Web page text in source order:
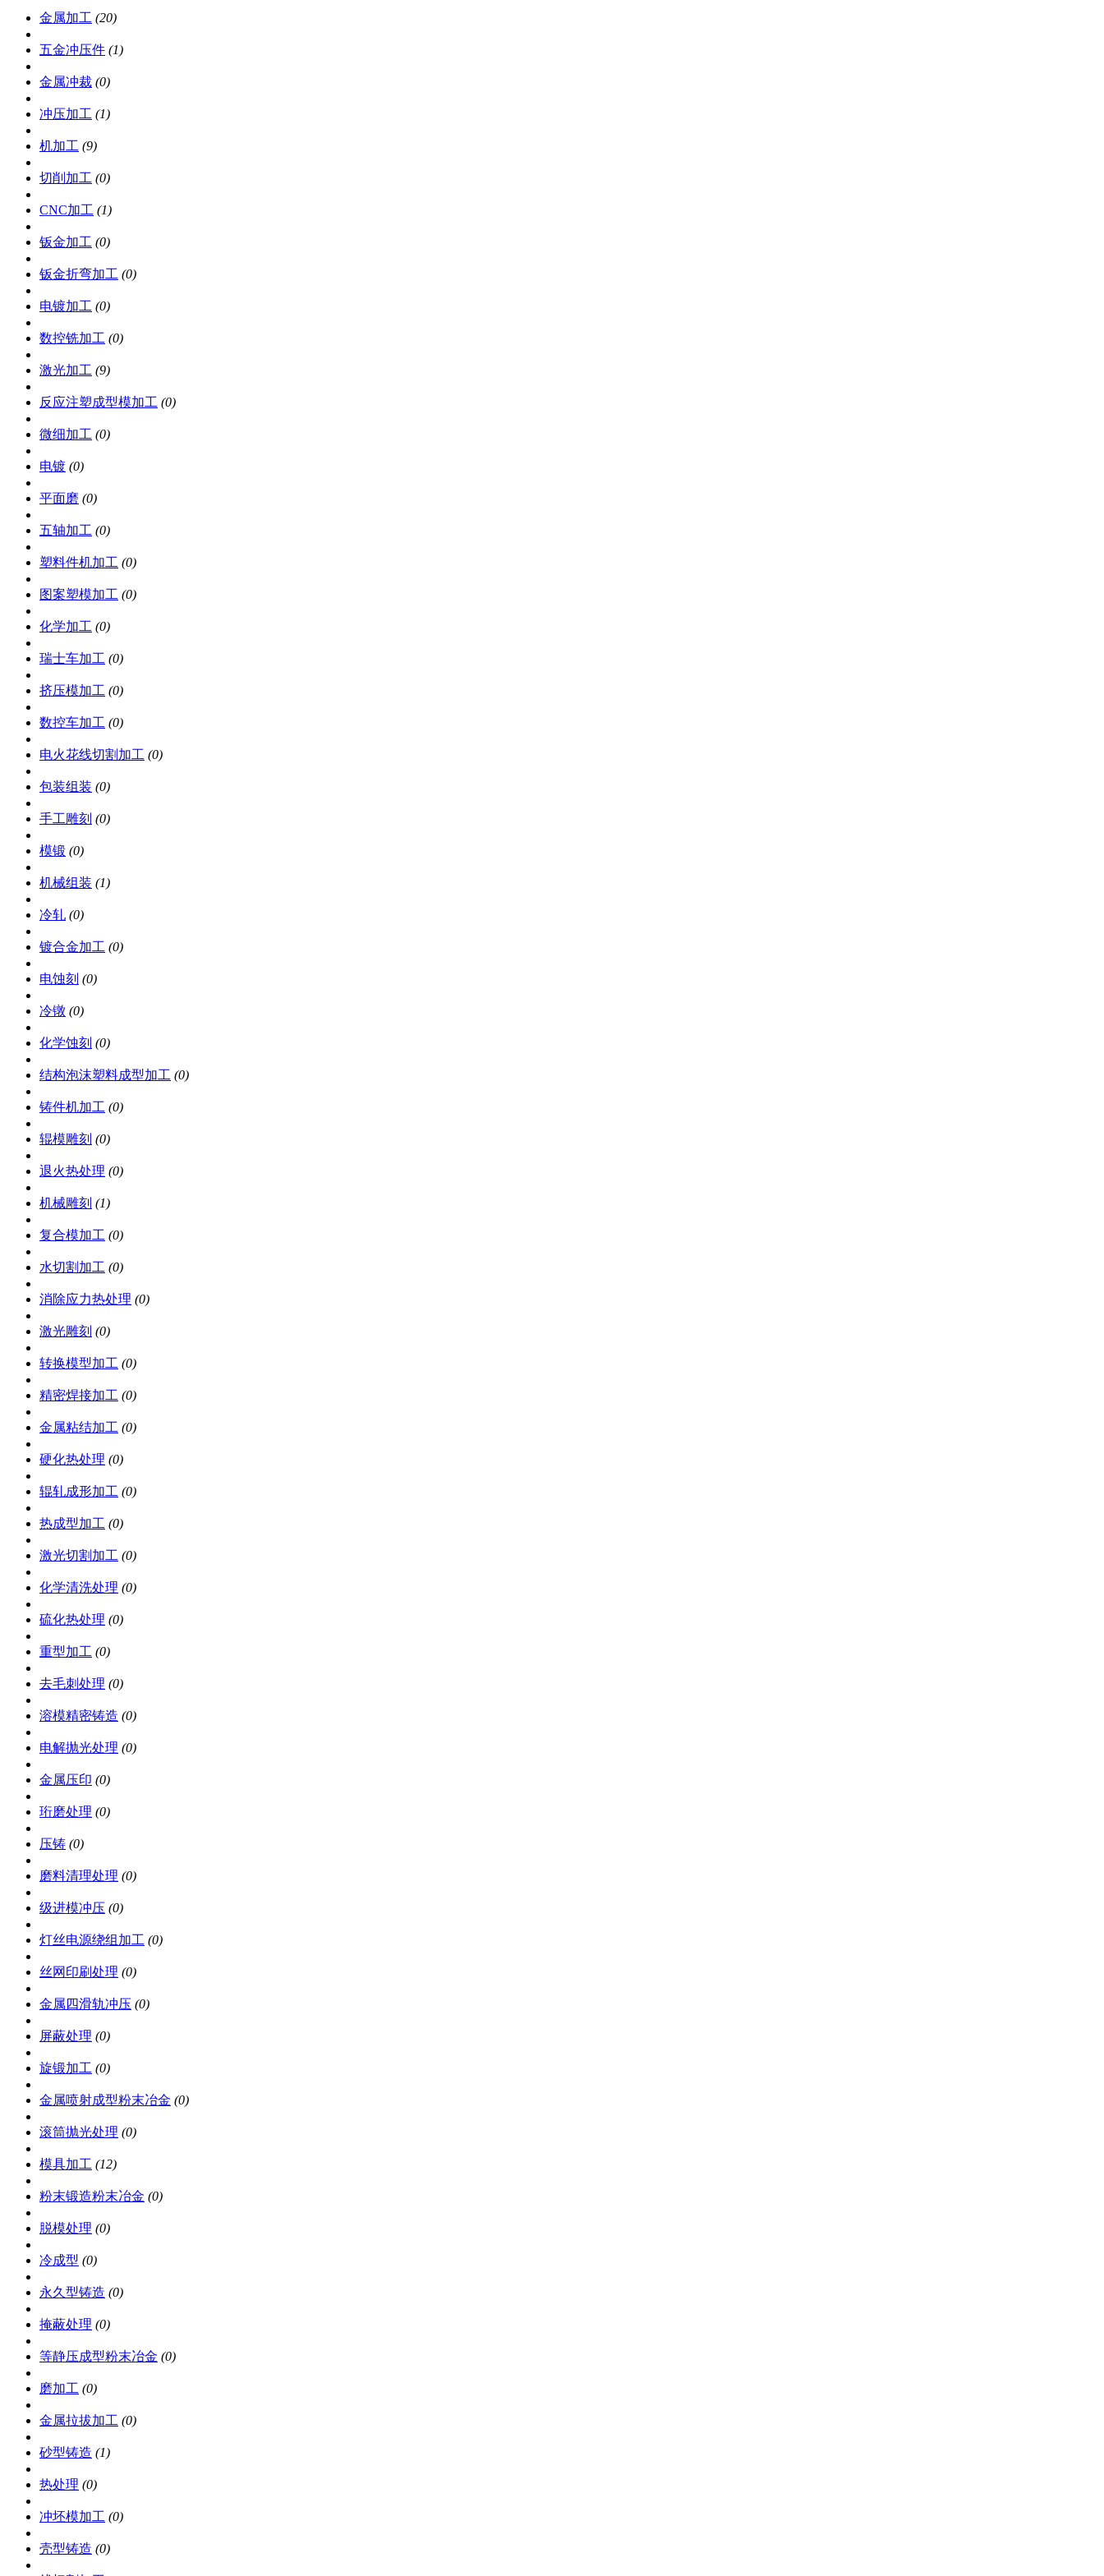
金属加工 (20)
五金冲压件 (1)
金属冲裁 (0)
冲压加工 (1)
机加工 (9)
切削加工 (0)
CNC加工 (1)
钣金加工 (0)
钣金折弯加工 (0)
电镀加工 (0)
数控铣加工 (0)
激光加工 (9)
反应注塑成型模加工 (0)
微细加工 (0)
电镀 (0)
平面磨 (0)
五轴加工 (0)
塑料件机加工 (0)
图案塑模加工 (0)
化学加工 (0)
瑞士车加工 (0)
挤压模加工 (0)
数控车加工 (0)
电火花线切割加工 (0)
包装组装 (0)
手工雕刻 (0)
模锻 (0)
机械组装 (1)
冷轧 (0)
镀合金加工 (0)
电蚀刻 (0)
冷镦 (0)
化学蚀刻 (0)
结构泡沫塑料成型加工 (0)
铸件机加工 (0)
辊模雕刻 (0)
退火热处理 (0)
机械雕刻 (1)
复合模加工 (0)
水切割加工 (0)
消除应力热处理 (0)
激光雕刻 (0)
转换模型加工 (0)
精密焊接加工 (0)
金属粘结加工 (0)
硬化热处理 (0)
辊轧成形加工 (0)
热成型加工 (0)
激光切割加工 (0)
化学清洗处理 (0)
硫化热处理 (0)
重型加工 (0)
去毛刺处理 (0)
溶模精密铸造 (0)
电解抛光处理 (0)
金属压印 (0)
珩磨处理 (0)
压铸 (0)
磨料清理处理 (0)
级进模冲压 (0)
灯丝电源绕组加工 (0)
丝网印刷处理 (0)
金属四滑轨冲压 (0)
屏蔽处理 (0)
旋锻加工 (0)
金属喷射成型粉末冶金 (0)
滚筒抛光处理 (0)
模具加工 (12)
粉末锻造粉末冶金 (0)
脱模处理 (0)
冷成型 (0)
永久型铸造 (0)
掩蔽处理 (0)
等静压成型粉末冶金 (0)
磨加工 (0)
金属拉拔加工 (0)
砂型铸造 (1)
热处理 (0)
冲坯模加工 (0)
壳型铸造 (0)